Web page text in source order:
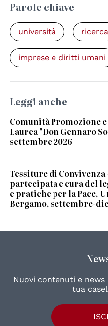
Parole chiave
università ricerca
imprese e diritti umani
Leggi anche
Comunità Promozione
Laurea "Don Gennaro
settembre 2026
Tessiture di
partecipata e cura del
e pratiche per la Pace,
Bergamo, settembre-
Nuovi contenuti e
tua